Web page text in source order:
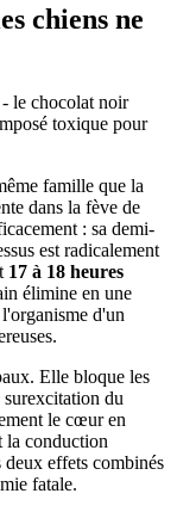
chiens ne
famille que la
dans la fève de
: sa demi-
est radicalement
17 à 18 heures
élimine en une
d'un
Elle bloque les
du
le cœur en
la conduction
effets combinés
fatale.